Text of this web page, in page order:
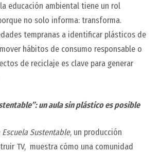
educación ambiental tiene un rol
no solo informa: transforma.
tempranas a identificar plásticos de
hábitos de consumo responsable o
de reciclaje es clave para generar
un aula sin plástico es posible
Escuela Sustentable, un producción
TV, muestra cómo una comunidad